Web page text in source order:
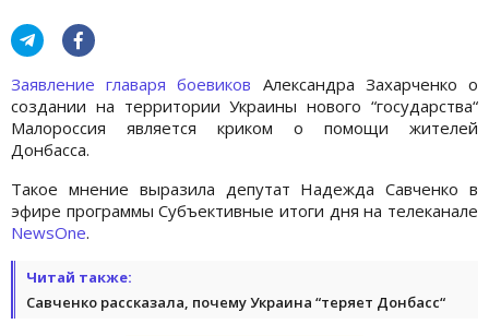
Заявление главаря боевиков Александра Захарченко о
создании на территории Украины нового “государства“
Малороссия является криком о помощи жителей
Донбасса.
Такое мнение выразила депутат Надежда Савченко в
эфире программы Субъективные итоги дня на телеканале
NewsOne.
Читай также:
Савченко рассказала, почему Украина “теряет Донбасс“